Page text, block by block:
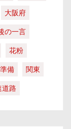
大阪府
の一言
花粉
備
関東
路